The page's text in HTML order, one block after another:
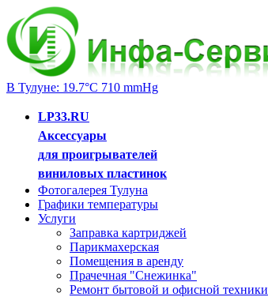
В Тулуне: 19.7°C 710 mmHg
LP33.RU
Аксессуары
для проигрывателей
виниловых пластинок
Фотогалерея Тулуна
Графики температуры
Услуги
Заправка картриджей
Парикмахерская
Помещения в аренду
Прачечная "Снежинка"
Ремонт бытовой и офисной техники